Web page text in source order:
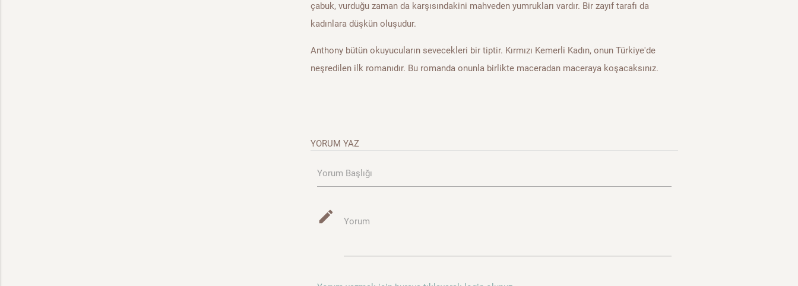
çabuk, vurduğu zaman da karşısındakini mahveden yumrukları vardır. Bir zayıf tarafı da
kadınlara düşkün oluşudur.
Anthony bütün okuyucuların sevecekleri bir tiptir. Kırmızı Kemerli Kadın, onun Türkiye'de
neşredilen ilk romanıdır. Bu romanda onunla birlikte maceradan maceraya koşacaksınız.
YORUM YAZ
Yorum Başlığı
mode_edit Yorum